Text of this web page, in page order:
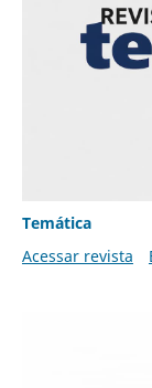
Temática
Acessar revista